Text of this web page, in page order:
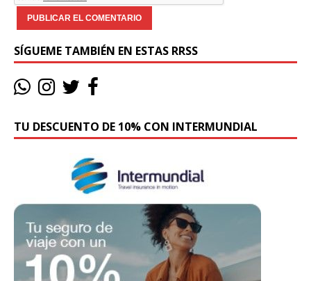
SÍGUEME TAMBIÉN EN ESTAS RRSS
TU DESCUENTO DE 10% CON INTERMUNDIAL